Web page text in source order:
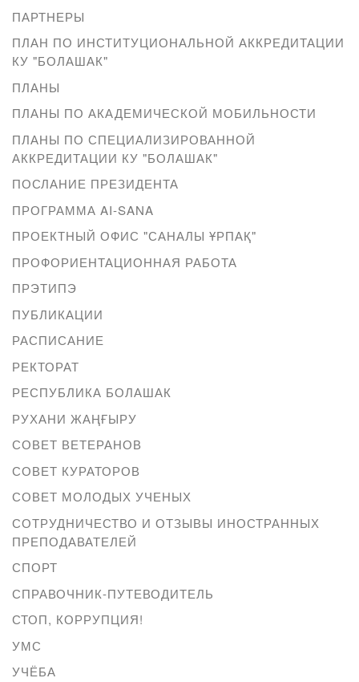
ПАРТНЕРЫ
ПЛАН ПО ИНСТИТУЦИОНАЛЬНОЙ АККРЕДИТАЦИИ
КУ "БОЛАШАК"
ПЛАНЫ
ПЛАНЫ ПО АКАДЕМИЧЕСКОЙ МОБИЛЬНОСТИ
ПЛАНЫ ПО СПЕЦИАЛИЗИРОВАННОЙ
АККРЕДИТАЦИИ КУ "БОЛАШАК"
ПОСЛАНИЕ ПРЕЗИДЕНТА
ПРОГРАММА AI-SANA
ПРОЕКТНЫЙ ОФИС "САНАЛЫ ҰРПАҚ"
ПРОФОРИЕНТАЦИОННАЯ РАБОТА
ПРЭТИПЭ
ПУБЛИКАЦИИ
РАСПИСАНИЕ
РЕКТОРАТ
РЕСПУБЛИКА БОЛАШАК
РУХАНИ ЖАҢҒЫРУ
СОВЕТ ВЕТЕРАНОВ
СОВЕТ КУРАТОРОВ
СОВЕТ МОЛОДЫХ УЧЕНЫХ
СОТРУДНИЧЕСТВО И ОТЗЫВЫ ИНОСТРАННЫХ
ПРЕПОДАВАТЕЛЕЙ
СПОРТ
СПРАВОЧНИК-ПУТЕВОДИТЕЛЬ
СТОП, КОРРУПЦИЯ!
УМС
УЧЁБА